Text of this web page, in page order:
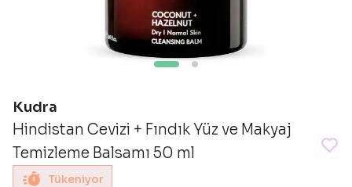
Kudra
Hindistan Cevizi + Fındık Yüz ve Makyaj
Temizleme Balsamı 50 ml
Tükeniyor